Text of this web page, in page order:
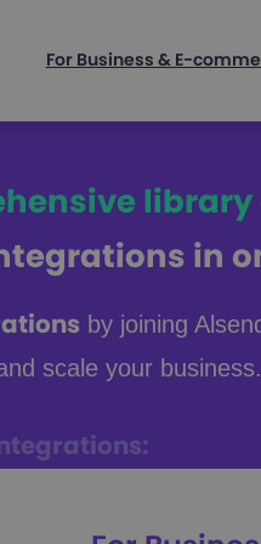
For Business & E-
library
in
by joining
scale your business.